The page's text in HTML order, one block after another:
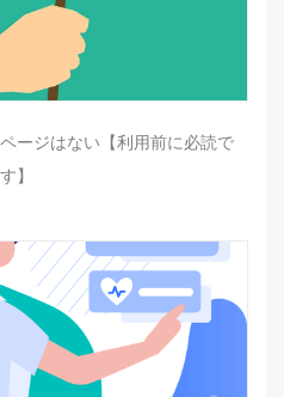
ージはない【利用前に必読で
す】